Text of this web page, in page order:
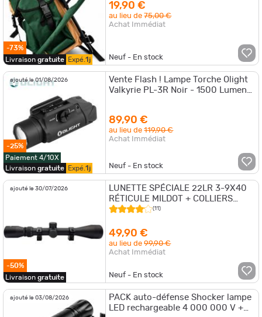
-73%
Livraison gratuite Expé. 1j
19,90 €
au lieu de75,00 €
Achat Immédiat
Neuf - En stock
ajouté le 01/08/2026
-25%
Paiement 4/10X
Livraison gratuite Expé.1j
Vente Flash ! Lampe Torche Olight
Valkyrie PL-3R Noir - 1500 Lumens
89,90 €
au lieu de119,90 €
Achat Immédiat
Neuf - En stock
ajouté le 30/07/2026
-50%
Livraison gratuite
LUNETTE SPÉCIALE 22LR 3-9X40
RÉTICULE MILDOT + COLLIERS
OFFERTS
(11)
49,90 €
au lieu de99,90 €
Achat Immédiat
Neuf - En stock
ajouté le 03/08/2026
PACK auto-défense Shocker lampe
LED rechargeable 4 000 000 V +